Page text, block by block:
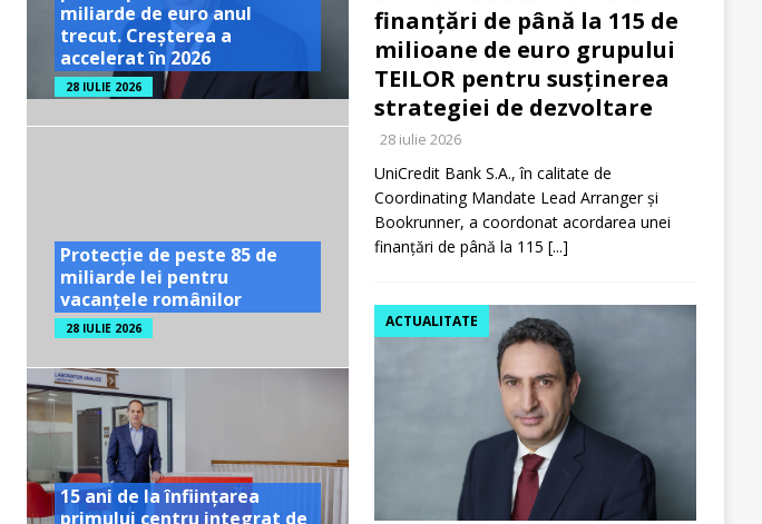
miliarde de euro anul
trecut. Creșterea a
accelerat în 2026
28 IULIE 2026
Protecție de peste 85 de
miliarde lei pentru
vacanțele românilor
28 IULIE 2026
15 ani de la înființarea
primului centru integrat de
finanțări de până la 115 de
milioane de euro grupului
TEILOR pentru susținerea
strategiei de dezvoltare
28 iulie 2026
UniCredit Bank S.A., în calitate de
Coordinating Mandate Lead Arranger și
Bookrunner, a coordonat acordarea unei
finanțări de până la 115 [...]
ACTUALITATE